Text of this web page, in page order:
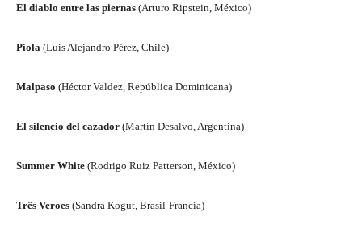
El diablo entre las piernas (Arturo Ripstein, México)
Piola (Luis Alejandro Pérez, Chile)
Malpaso (Héctor Valdez, República Dominicana)
El silencio del cazador (Martín Desalvo, Argentina)
Summer White (Rodrigo Ruiz Patterson, México)
Três Veroes (Sandra Kogut, Brasil-Francia)